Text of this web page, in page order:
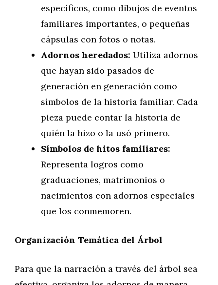
específicos, como dibujos de eventos
familiares importantes, o pequeñas
cápsulas con fotos o notas.
Adornos heredados: Utiliza adornos
que hayan sido pasados de
generación en generación como
símbolos de la historia familiar. Cada
pieza puede contar la historia de
quién la hizo o la usó primero.
Símbolos de hitos familiares:
Representa logros como
graduaciones, matrimonios o
nacimientos con adornos especiales
que los conmemoren.
Organización Temática del Árbol
Para que la narración a través del árbol sea